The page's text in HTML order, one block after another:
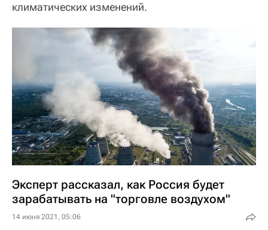
климатических изменений.
Эксперт рассказал, как Россия будет
зарабатывать на "торговле воздухом"
14 июня 2021, 05:06